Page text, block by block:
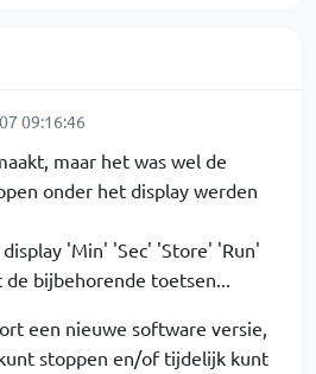
09:16:46
maar het was wel de
onder het display werden
'Min' 'Sec' 'Store' 'Run'
bijbehorende toetsen...
een nieuwe software versie,
stoppen en/of tijdelijk kunt